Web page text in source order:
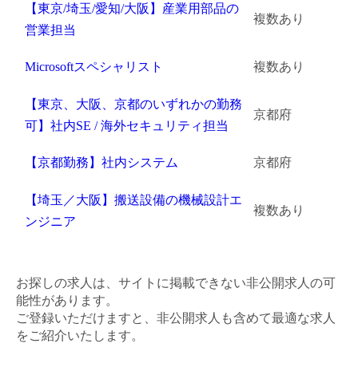
【東京/埼玉/愛知/大阪】産業用部品の
営業担当
複数あり
Microsoftスペシャリスト 複数あり
【東京、大阪、京都のいずれかの勤務
可】社内SE / 海外セキュリティ担当
京都府
【京都勤務】社内システム 京都府
【埼玉／大阪】搬送設備の機械設計エ
ンジニア
複数あり
お探しの求人は、サイトに掲載できない非公開求人の可
能性があります。
ご登録いただけますと、非公開求人も含めて最適な求人
をご紹介いたします。